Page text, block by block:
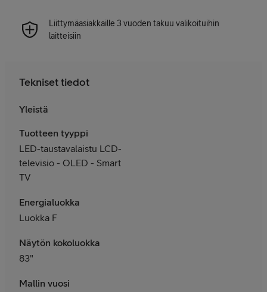
Liittymäasiakkaille 3 vuoden takuu valikoituihin
laitteisiin
Tekniset tiedot
Yleistä
Tuotteen tyyppi
LED-taustavalaistu LCD-
televisio - OLED - Smart
TV
Energialuokka
Luokka F
Näytön kokoluokka
83"
Mallin vuosi